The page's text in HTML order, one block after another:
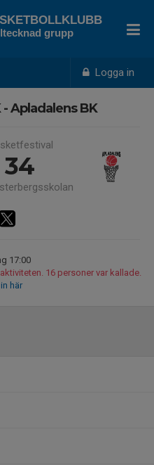
Logga in
grupp
Apladalens BK
34
17:00
16 personer var kallade.
här